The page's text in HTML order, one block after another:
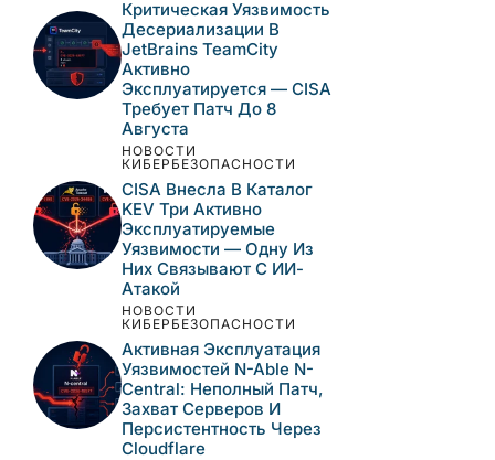
Критическая Уязвимость
Десериализации В
JetBrains TeamCity
Активно
Эксплуатируется — CISA
Требует Патч До 8
Августа
НОВОСТИ
КИБЕРБЕЗОПАСНОСТИ
CISA Внесла В Каталог
KEV Три Активно
Эксплуатируемые
Уязвимости — Одну Из
Них Связывают С ИИ-
Атакой
НОВОСТИ
КИБЕРБЕЗОПАСНОСТИ
Активная Эксплуатация
Уязвимостей N-Able N-
Central: Неполный Патч,
Захват Серверов И
Персистентность Через
Cloudflare